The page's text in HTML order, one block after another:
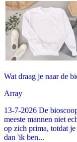
Wat draag je naar de
Array
13-7-2026 De
meeste mannen niet
op zich prima, totdat
dan 'ik ben...